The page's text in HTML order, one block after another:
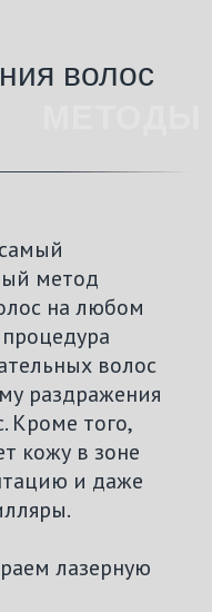
волос
метод
на любом
волос
раздражения
Кроме того,
кожу в зоне
и даже
лазерную